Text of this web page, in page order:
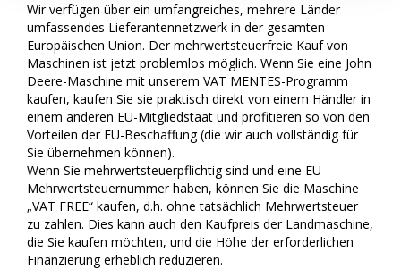
Wir verfügen über ein umfangreiches, mehrere Länder
umfassendes Lieferantennetzwerk in der gesamten
Europäischen Union. Der mehrwertsteuerfreie Kauf von
Maschinen ist jetzt problemlos möglich. Wenn Sie eine John
Deere-Maschine mit unserem VAT MENTES-Programm
kaufen, kaufen Sie sie praktisch direkt von einem Händler in
einem anderen EU-Mitgliedstaat und profitieren so von den
Vorteilen der EU-Beschaffung (die wir auch vollständig für
Sie übernehmen können).
Wenn Sie mehrwertsteuerpflichtig sind und eine EU-
Mehrwertsteuernummer haben, können Sie die Maschine
„VAT FREE“ kaufen, d.h. ohne tatsächlich Mehrwertsteuer
zu zahlen. Dies kann auch den Kaufpreis der Landmaschine,
die Sie kaufen möchten, und die Höhe der erforderlichen
Finanzierung erheblich reduzieren.